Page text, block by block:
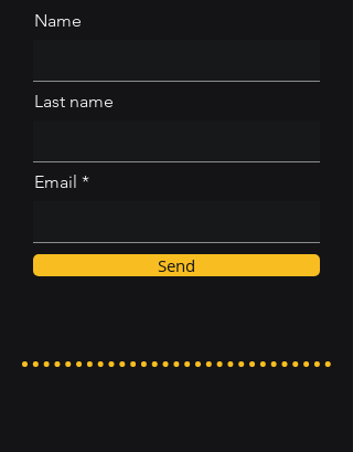
Name
Last name
Email
Send